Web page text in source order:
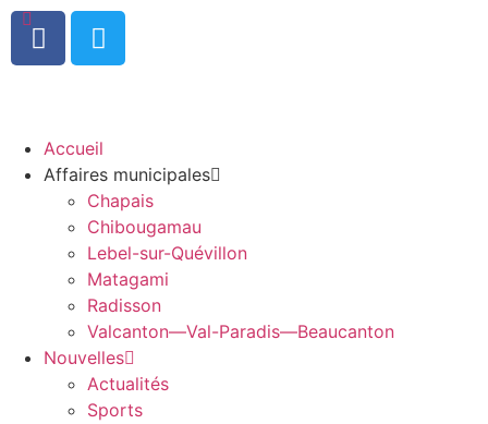
0
Accueil
Affaires municipales
Chapais
Chibougamau
Lebel-sur-Quévillon
Matagami
Radisson
Valcanton—Val-Paradis—Beaucanton
Nouvelles
Actualités
Sports